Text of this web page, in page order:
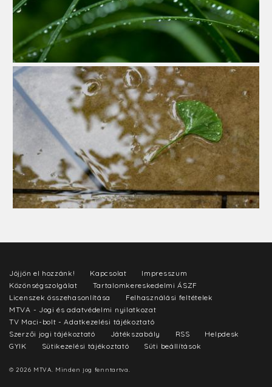
Jöjjön el hozzánk! Kapcsolat
Impresszum
Közönségszolgálat
Tartalomkereskedelmi ÁSZF
Licenszek összehasonlítása
Felhasználási feltételek
MTVA - Jogi és adatvédelmi nyilatkozat
TV Maci-bolt - Adatkezelési tájékoztató
Szerzői jogi tájékoztató
Játékszabály RSS
Helpdesk
GYIK
Sütikezelési tájékoztató Süti beállítások
© 2026 MTVA. Minden jog fenntartva.